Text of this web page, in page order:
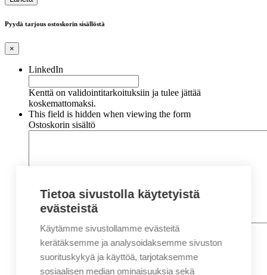
Pyydä tarjous ostoskorin sisällöstä
×
LinkedIn
Kenttä on validointitarkoituksiin ja tulee jättää
koskemattomaksi.
This field is hidden when viewing the form
Ostoskorin sisältö
Nimi*
Etunimi
Sukunimi
Tietoa sivustolla käytetyistä
evästeistä
Käytämme sivustollamme evästeitä
kerätäksemme ja analysoidaksemme sivuston
suorituskykyä ja käyttöä, tarjotaksemme
sosiaalisen median ominaisuuksia sekä